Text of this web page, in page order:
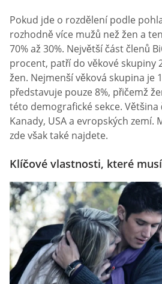
Pokud jde o rozdělení podle
rozhodně více mužů než žen a
70% až 30%. Největší část členů
procent, patří do věkové skupiny
žen. Nejmenší věková skupina je
představuje pouze 8%, přičemž
této demografické sekce. Většina
Kanady, USA a evropských
zde však také najdete.
Klíčové vlastnosti, které